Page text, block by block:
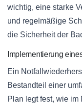
wichtig, eine starke
und regelmäßige
die Sicherheit der
Implementierung
Ein
Bestandteil einer
Plan legt fest, wie